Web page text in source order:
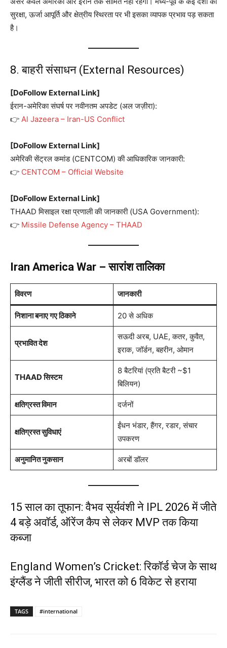
सुरक्षा, ऊर्जा आपूर्ति और क्षेत्रीय स्थिरता पर भी इसका व्यापक प्रभाव पड़ सकता
है।
8. बाहरी संसाधन (External Resources)
[DoFollow External Link]
ईरान-अमेरिका संघर्ष पर नवीनतम अपडेट (अल जज़ीरा):
👉 Al Jazeera – Iran-US Conflict
[DoFollow External Link]
अमेरिकी सेंट्रल कमांड (CENTCOM) की आधिकारिक जानकारी:
👉 CENTCOM – Official Website
[DoFollow External Link]
THAAD मिसाइल रक्षा प्रणाली की जानकारी (USA Government):
👉 Missile Defense Agency – THAAD
Iran America War – सारांश तालिका
विवरण जानकारी
निशाना बनाए गए ठिकाने 20 से अधिक
प्रभावित देश
सऊदी अरब, UAE, कतर, कुवैत,
इराक, जॉर्डन, बहरीन, ओमान
THAAD सिस्टम
8 बैटरियां (प्रति बैटरी ~$1
बिलियन)
क्षतिग्रस्त विमान दर्जनों
क्षतिग्रस्त सुविधाएं
ईंधन भंडार, हैंगर, रडार, संचार
उपकरण
अनुमानित नुकसान अरबों डॉलर
15 साल का तूफान: वैभव सूर्यवंशी ने IPL 2026 में जीते
4 बड़े अवॉर्ड, ऑरेंज कैप से लेकर MVP तक किया
कब्जा
England Women’s Cricket: रिकॉर्ड चेज के साथ
इंग्लैंड ने जीती सीरीज, भारत को 6 विकेट से हराया
TAGS #international